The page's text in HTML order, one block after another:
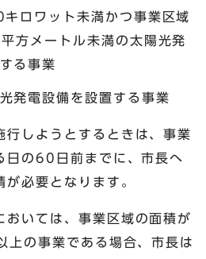
ロワット未満かつ事業区域
方メートル未満の太陽光発
る事業
発電設備を設置する事業
行しようとするときは、事業
日の60日前までに、市長へ
必要となります。
おいては、事業区域の面積が
上の事業である場合、市長は